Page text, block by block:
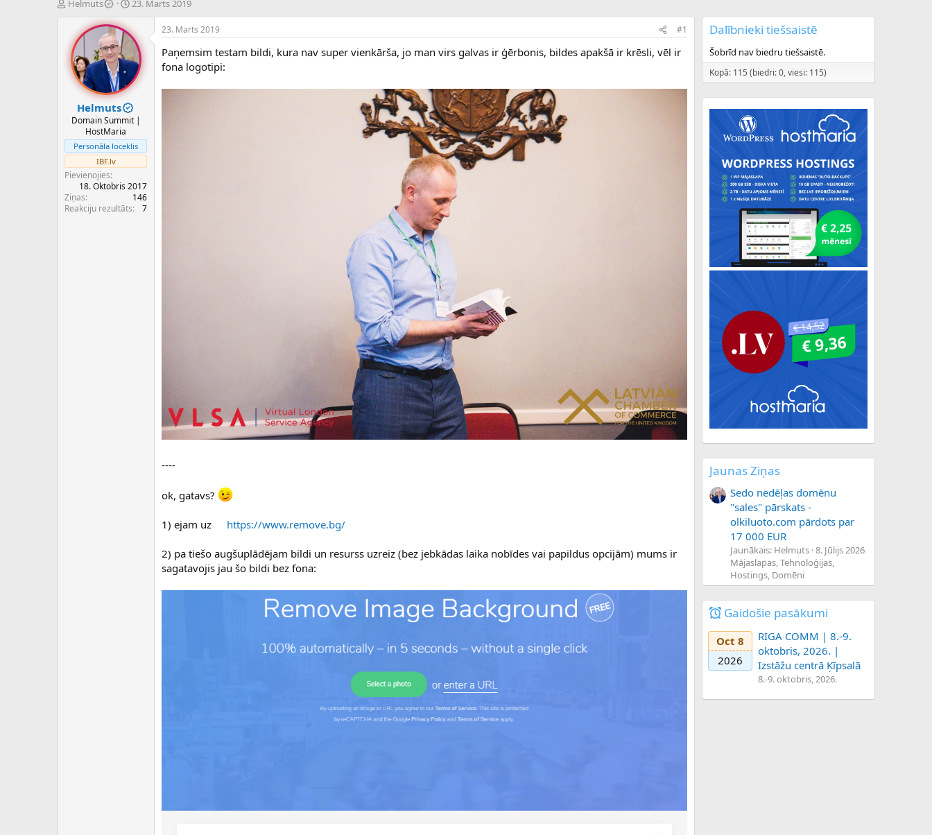
P
e
d
e
u
s
ā
c
ē
s
Helmuts
S
k
u
m
a
d
a
t
u
m
s
23. Marts 2019
Helmuts
Domain Summit |
HostMaria
Personāla loceklis
IBF.lv
Pievienojies
18. Oktobris 2017
Ziņas
146
Reakciju rezultāts
7
23. Marts 2019 #1
Paņemsim testam bildi, kura nav super vienkārša, jo man virs galvas ir ģērbonis, bildes apakšā ir krēsli, vēl ir
fona logotipi:
----
ok, gatavs?
1) ejam uz https://www.remove.bg/
2) pa tiešo augšuplādējam bildi un resurss uzreiz (bez jebkādas laika nobīdes vai papildus opcijām) mums ir
sagatavojis jau šo bildi bez fona:
Dalībnieki tiešsaistē
Šobrīd nav biedru tiešsaistē.
Kopā: 115 (biedri: 0, viesi: 115)
Jaunas Ziņas
Sedo nedēļas domēnu
"sales" pārskats -
olkiluoto.com pārdots par
17 000 EUR
Jaunākais: Helmuts 8. Jūlijs 2026
Mājaslapas, Tehnoloģijas,
Hostings, Domēni
Gaidošie pasākumi
Oct 8
2026
RIGA COMM | 8.-9.
oktobris, 2026. |
Izstāžu centrā Ķīpsalā
8.-9. oktobris, 2026.